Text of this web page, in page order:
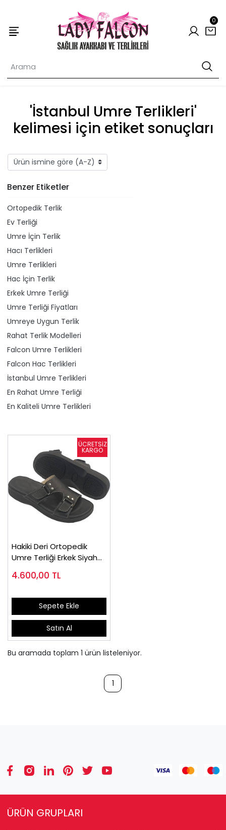
0
'İstanbul Umre Terlikleri'
kelimesi için etiket sonuçları
Benzer Etiketler
Ortopedik Terlik
Ev Terliği
Umre İçin Terlik
Hacı Terlikleri
Umre Terlikleri
Hac İçin Terlik
Erkek Umre Terliği
Umre Terliği Fiyatları
Umreye Uygun Terlik
Rahat Terlik Modelleri
Falcon Umre Terlikleri
Falcon Hac Terlikleri
İstanbul Umre Terlikleri
En Rahat Umre Terliği
En Kaliteli Umre Terlikleri
Hakiki Deri Ortopedik
Umre Terliği Erkek Siyah
4.600,00 TL
Sepete Ekle
Satın Al
Bu aramada toplam 1 ürün listeleniyor.
1
ÜRÜN GRUPLARI